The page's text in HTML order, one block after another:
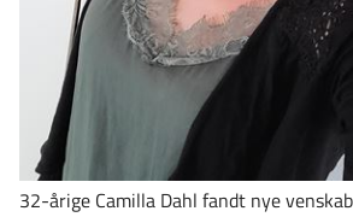
32-årige Camilla Dahl fandt nye